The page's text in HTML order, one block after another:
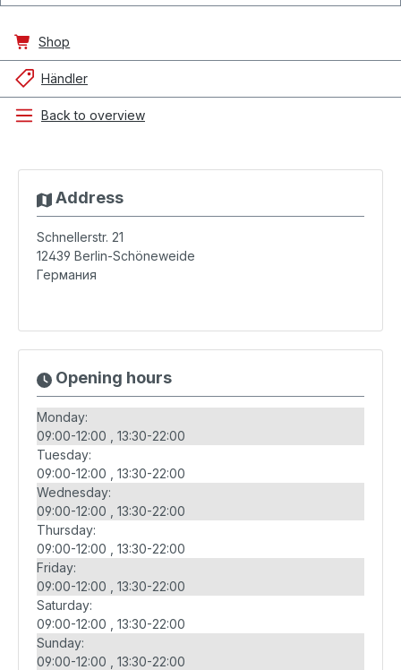
Shop
Händler
Back to overview
Address
Schnellerstr. 21
12439 Berlin-Schöneweide
Германия
Opening hours
Monday:
09:00-12:00
13:30-22:00
Tuesday:
09:00-12:00
13:30-22:00
Wednesday:
09:00-12:00
13:30-22:00
Thursday:
09:00-12:00
13:30-22:00
Friday:
09:00-12:00
13:30-22:00
Saturday:
09:00-12:00
13:30-22:00
Sunday:
09:00-12:00
13:30-22:00